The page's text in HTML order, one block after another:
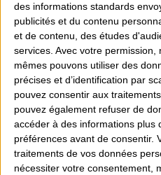
des informations standards
publicités et du contenu
et de contenu, des études
services. Avec votre permission,
mêmes pouvons utiliser des
précises et d’identification par
pouvez consentir aux
pouvez également refuser de
accéder à des informations plus
préférences avant de consentir.
traitements de vos données
nécessiter votre consentement,
Volant